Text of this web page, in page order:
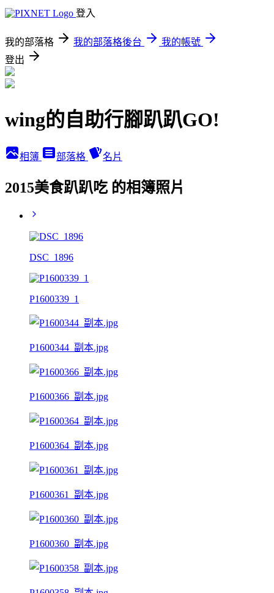
登入
我的部落格 我的部落格後台
我的帳號
登出
wing的自助行腳趴趴GO!
相簿 部落格 名片
2015美食趴趴吃 的相簿照片
DSC_1896
P1600339_1
P1600344_副本.jpg
P1600366_副本.jpg
P1600364_副本.jpg
P1600361_副本.jpg
P1600360_副本.jpg